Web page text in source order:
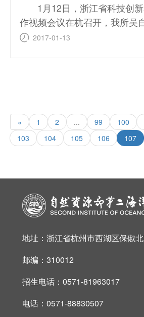
1月12日，浙江省科技创新
作视频会议在杭召开，我所吴
发明专利“一种基于多来源水
2017-01-13
« 1 2 ... 99 100
103
104 105 106 107
地址：浙江省杭州市西湖区保俶
邮编：310012
招生电话：0571-81963017
电话：0571-88830507